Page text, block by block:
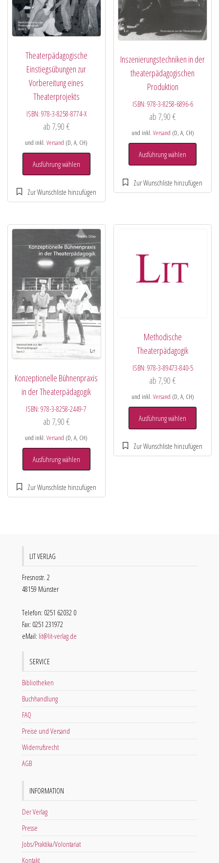
Theaterpädagogische
Einstiegsübungen zur
Vorbereitung eines
Theaterprojekts
ISBN: 978-3-8258-8774-X
ab 7,90 €
und inkl.Versand (D, A, CH)
Ausführung wählen
Inszenierungstechniken in der
theaterpädagogischen
Produktion
ISBN: 978-3-8258-6896-6
ab 7,90€
und inkl. Versand (D, A, CH)
Ausführung wählen
Konzeptionelle Bühnenpraxis
in der Theaterpädagogik
ISBN:978-3-8258-2449-7
ab 7,90 €
und inkl.Versand (D, A, CH)
Ausführung wählen
Methodische
Theaterpädagogik
ISBN: 978-3-89473-840-5
ab 7,90€
und inkl. Versand (D, A, CH)
Ausführung wählen
LIT VERLAG
Fresnostr. 2
48159 Münster
Telefon: 0251 62032 0
Fax: 0251 231972
eMail: lit@lit-verlag.de
SERVICE
Bibliotheken
Buchhandlung
FAQ
Preise und Versand
Widerrufsrecht
AGB
INFORMATION
Der Verlag
Presse
Jobs/Praktika/Volontariat
Kontakt